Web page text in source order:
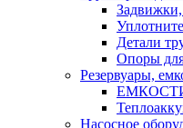
Детали
Опоры
Резервуары,
Насосное